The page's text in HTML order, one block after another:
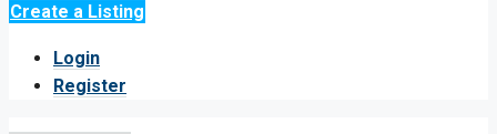
Create a Listing
Login
Register